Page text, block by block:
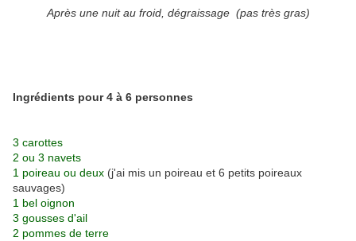
Après une nuit au froid, dégraissage (pas très gras)
Ingrédients pour 4 à 6 personnes
3 carottes
2 ou 3 navets
1 poireau ou deux (j'ai mis un poireau et 6 petits poireaux
sauvages)
1 bel oignon
3 gousses d'ail
2 pommes de terre